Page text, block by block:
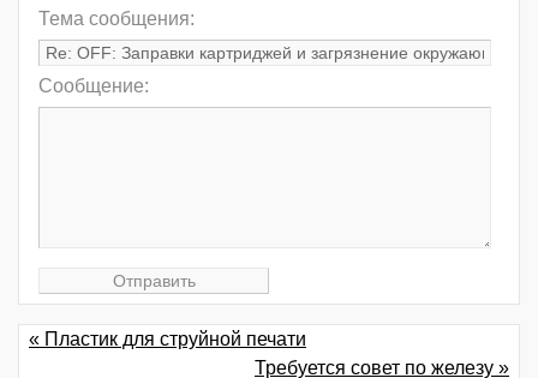
Тема сообщения:
Сообщение:
« Пластик для струйной печати
Требуется совет по железу »